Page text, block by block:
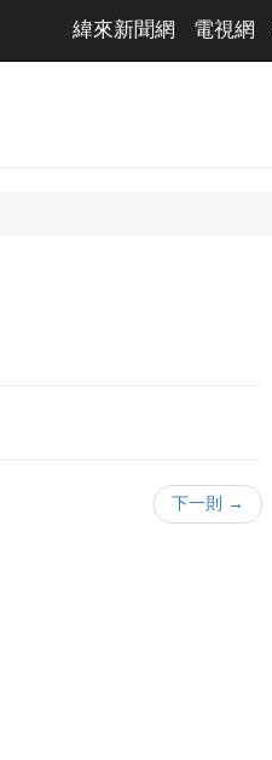
緯來新聞網 電視網
下一則 →